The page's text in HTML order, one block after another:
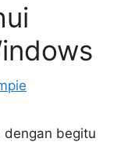
dengan begitu